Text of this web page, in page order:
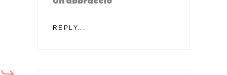
REPLY...